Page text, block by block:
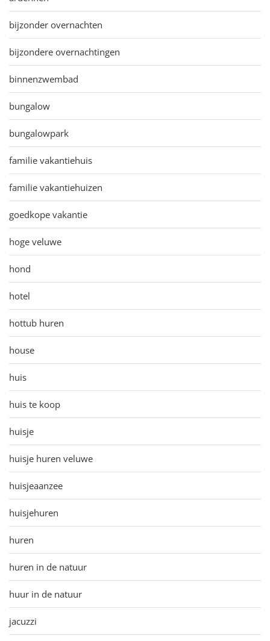
bijzonder overnachten
bijzondere overnachtingen
binnenzwembad
bungalow
bungalowpark
familie vakantiehuis
familie vakantiehuizen
goedkope vakantie
hoge veluwe
hond
hotel
hottub huren
house
huis
huis te koop
huisje
huisje huren veluwe
huisjeaanzee
huisjehuren
huren
huren in de natuur
huur in de natuur
jacuzzi